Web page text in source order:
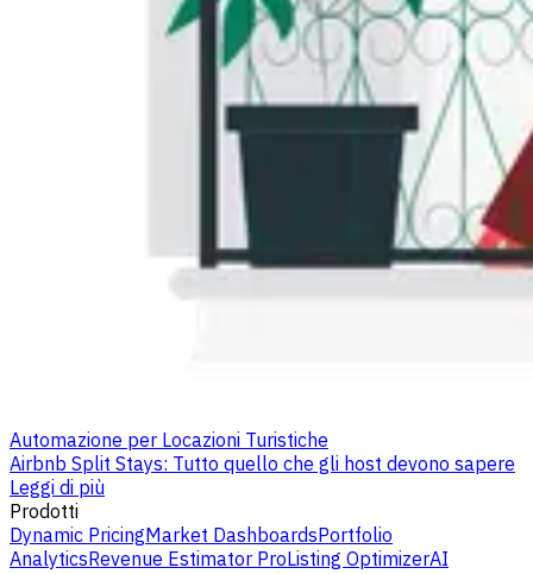
Automazione per Locazioni Turistiche
Airbnb Split Stays: Tutto quello che gli host devono sapere
Leggi di più
Prodotti
Dynamic PricingMarket DashboardsPortfolio
AnalyticsRevenue Estimator ProListing OptimizerAI